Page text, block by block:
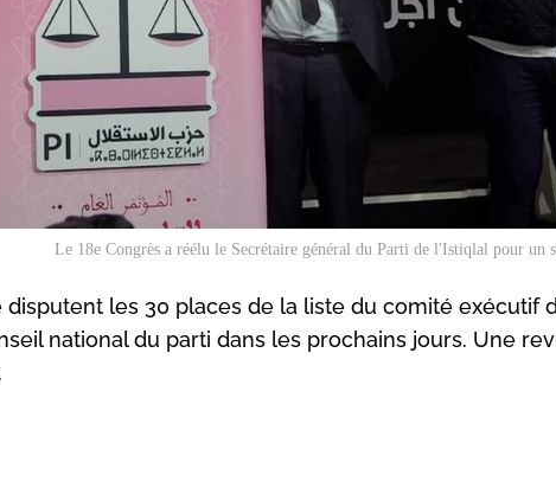
Le 18e Congrès a réélu le Secrétaire général du Parti de l'Istiqlal pour un
disputent les 30 places de la liste du comité exécutif
national du parti dans les prochains jours. Une